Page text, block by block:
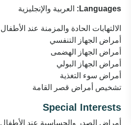
Languages: العربية والإنجليزية
الالتهابات الحادة والمزمنة عند الأطفال
أمراض الجهاز التنفسي
أمراض الجهاز الهضمى
أمراض الجهاز البولي
أمراض سوء التغذية
تشخيص أمراض قصر القامة
Special Interests
أمراض الصدر والحساسية عند الأطفال